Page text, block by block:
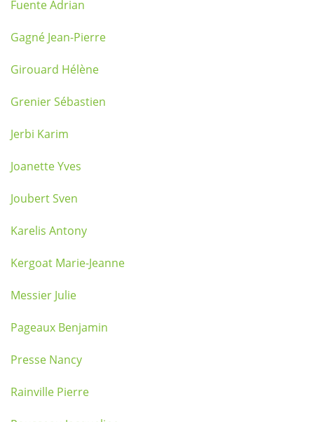
Fuente Adrian
Gagné Jean-Pierre
Girouard Hélène
Grenier Sébastien
Jerbi Karim
Joanette Yves
Joubert Sven
Karelis Antony
Kergoat Marie-Jeanne
Messier Julie
Pageaux Benjamin
Presse Nancy
Rainville Pierre